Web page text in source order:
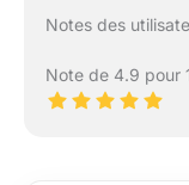
Notes des
Note de 4.9 pour